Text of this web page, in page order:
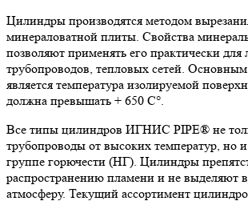
Цилиндры производятся методом
минераловатной плиты. Свойства
позволяют применять его практически
трубопроводов, тепловых сетей.
является температура изолируемой
должна превышать + 650 C°.
Все типы цилиндров ИГНИС PIPE® не
трубопроводы от высоких температур, но
группе горючести (НГ). Цилиндры
распространению пламени и не выделяют
атмосферу. Текущий ассортимент